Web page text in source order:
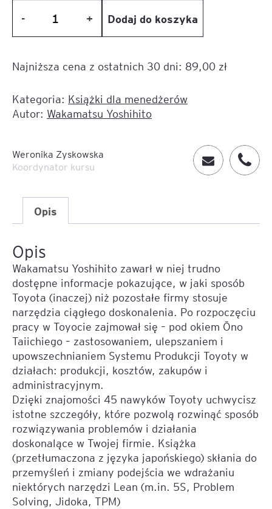
45
zwyczajów
- + Dodaj do koszyka
Najniższa cena z ostatnich 30 dni: 89,00 zł
Kategoria: Książki dla menedżerów
Autor: Wakamatsu Yoshihito
Weronika Zyskowska
Koordynator kursu
Opis
Opis
Wakamatsu Yoshihito zawarł w niej trudno
dostępne informacje pokazujące, w jaki sposób
Toyota (inaczej) niż pozostałe firmy stosuje
narzędzia ciągłego doskonalenia. Po rozpoczęciu
pracy w Toyocie zajmował się – pod okiem Ōno
Taiichiego – zastosowaniem, ulepszaniem i
upowszechnianiem Systemu Produkcji Toyoty w
działach: produkcji, kosztów, zakupów i
administracyjnym.
Dzięki znajomości 45 nawyków Toyoty uchwycisz
istotne szczegóły, które pozwolą rozwinąć sposób
rozwiązywania problemów i działania
doskonalące w Twojej firmie. Książka
(przetłumaczona z języka japońskiego) skłania do
przemyśleń i zmiany podejścia we wdrażaniu
niektórych narzędzi Lean (m.in. 5S, Problem
Solving, Jidoka, TPM)